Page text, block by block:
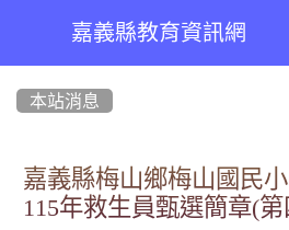
嘉義縣教育資訊網
本站消息
嘉義縣梅山鄉梅山國民
115年救生員甄選簡章(